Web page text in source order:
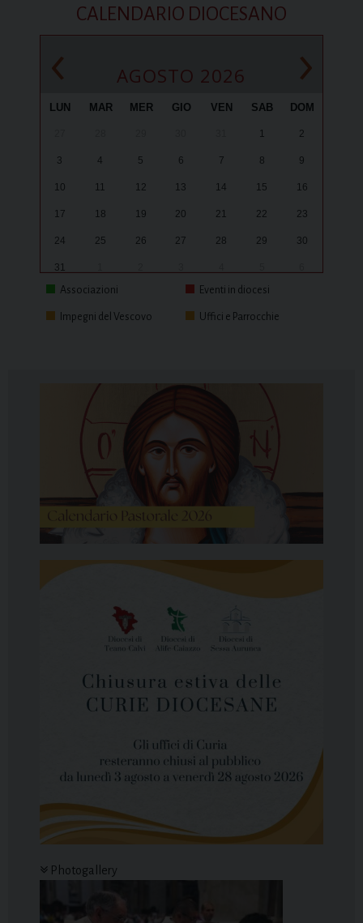
CALENDARIO DIOCESANO
‹ AGOSTO 2026 ›
LUN MAR MER GIO VEN SAB DOM
1 2
3 4 5 6 7 8 9
10 11 12 13 14 15 16
17 18 19 20 21 22 23
24 25 26 27 28 29 30
31
Associazioni
Eventi in diocesi
Impegni del Vescovo Uffici e Parrocchie
Photogallery